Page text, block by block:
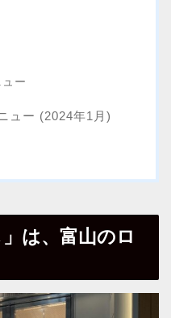
ー
ュー (2024年1月)
は、富山のロ